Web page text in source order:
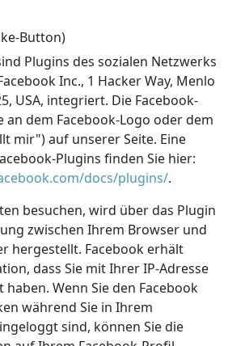
Button)
Plugins des sozialen Netzwerks
Inc., 1 Hacker Way, Menlo
USA, integriert. Die Facebook-
an dem Facebook-Logo oder dem
mir") auf unserer Seite. Eine
Plugins finden Sie hier:
docs/plugins/.
besuchen, wird über das Plugin
zwischen Ihrem Browser und
hergestellt. Facebook erhält
dass Sie mit Ihrer IP-Adresse
haben. Wenn Sie den Facebook
während Sie in Ihrem
sind, können Sie die